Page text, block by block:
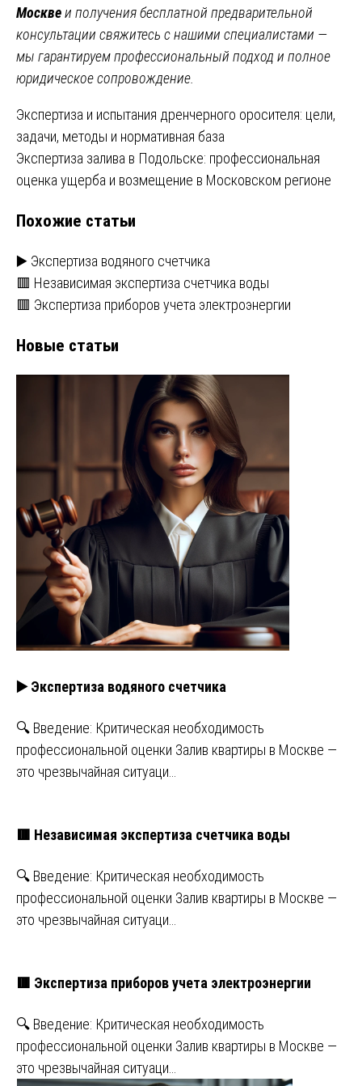
Москвеи получения бесплатной предварительной
консультации свяжитесь с нашими специалистами —
мы гарантируем профессиональный подход и полное
юридическое сопровождение.
Навигация
по
записям
Экспертиза и испытания дренчерного оросителя: цели,
задачи, методы и нормативная база
Экспертиза залива в Подольске: профессиональная
оценка ущерба и возмещение в Московском регионе
Похожие статьи
▶️ Экспертиза водяного счетчика
🟥 Независимая экспертиза счетчика воды
🟥 Экспертиза приборов учета электроэнергии
Новые статьи
▶️ Экспертиза водяного счетчика
🔍 Введение: Критическая необходимость
профессиональной оценки Залив квартиры в Москве —
это чрезвычайная ситуаци…
🟥 Независимая экспертиза счетчика воды
🔍 Введение: Критическая необходимость
профессиональной оценки Залив квартиры в Москве —
это чрезвычайная ситуаци…
🟥 Экспертиза приборов учета электроэнергии
🔍 Введение: Критическая необходимость
профессиональной оценки Залив квартиры в Москве —
это чрезвычайная ситуаци…